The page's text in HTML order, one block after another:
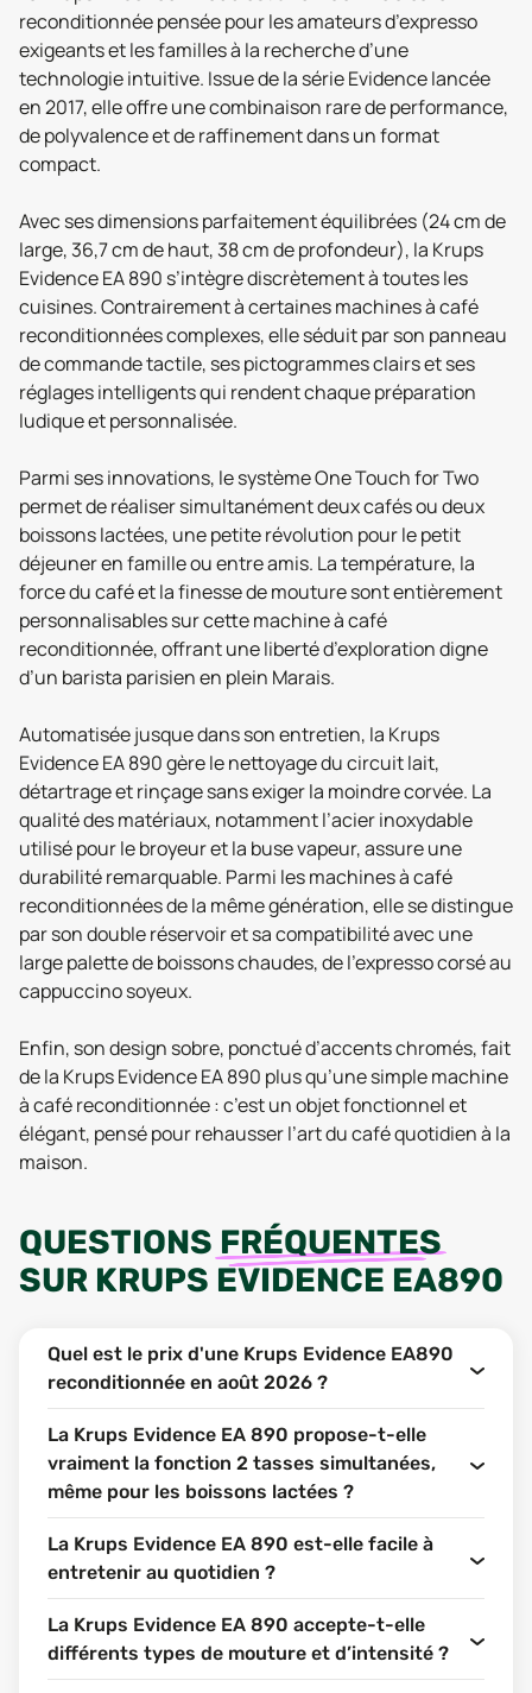
reconditionnée pensée pour les amateurs d’expresso
exigeants et les familles à la recherche d’une
technologie intuitive. Issue de la série Evidence lancée
en 2017, elle offre une combinaison rare de performance,
de polyvalence et de raffinement dans un format
compact.
Avec ses dimensions parfaitement équilibrées (24 cm de
large, 36,7 cm de haut, 38 cm de profondeur), la Krups
Evidence EA 890 s’intègre discrètement à toutes les
cuisines. Contrairement à certaines machines à café
reconditionnées complexes, elle séduit par son panneau
de commande tactile, ses pictogrammes clairs et ses
réglages intelligents qui rendent chaque préparation
ludique et personnalisée.
Parmi ses innovations, le système One Touch for Two
permet de réaliser simultanément deux cafés ou deux
boissons lactées, une petite révolution pour le petit
déjeuner en famille ou entre amis. La température, la
force du café et la finesse de mouture sont entièrement
personnalisables sur cette machine à café
reconditionnée, offrant une liberté d’exploration digne
d’un barista parisien en plein Marais.
Automatisée jusque dans son entretien, la Krups
Evidence EA 890 gère le nettoyage du circuit lait,
détartrage et rinçage sans exiger la moindre corvée. La
qualité des matériaux, notamment l’acier inoxydable
utilisé pour le broyeur et la buse vapeur, assure une
durabilité remarquable. Parmi les machines à café
reconditionnées de la même génération, elle se distingue
par son double réservoir et sa compatibilité avec une
large palette de boissons chaudes, de l’expresso corsé au
cappuccino soyeux.
Enfin, son design sobre, ponctué d’accents chromés, fait
de la Krups Evidence EA 890 plus qu’une simple machine
à café reconditionnée : c’est un objet fonctionnel et
élégant, pensé pour rehausser l’art du café quotidien à la
maison.
QUESTIONS FRÉQUENTES
SUR KRUPS EVIDENCE EA890
Quel est le prix d'une Krups Evidence EA890
reconditionnée en août 2026 ?
La Krups Evidence EA 890 propose-t-elle
vraiment la fonction 2 tasses simultanées,
même pour les boissons lactées ?
La Krups Evidence EA 890 est-elle facile à
entretenir au quotidien ?
La Krups Evidence EA 890 accepte-t-elle
différents types de mouture et d’intensité ?